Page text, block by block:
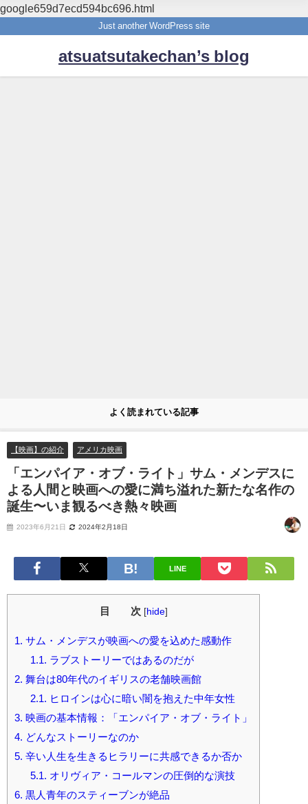
google659d7ecd594bc696.html
Just another WordPress site
atsuatsutakechan’s blog
よく読まれている記事
【映画】の紹介 アメリカ映画
「エンパイア・オブ・ライト」サム・メンデスに
よる人間と映画への愛に満ち溢れた新たな名作の
誕生〜いま観るべき熱々映画
2023年6月21日 2024年2月18日
LINE
目 次 [hide]
1. サム・メンデスが映画への愛を込めた感動作
1.1. ラブストーリーではあるのだが
2. 舞台は80年代のイギリスの老舗映画館
2.1. ヒロインは心に暗い闇を抱えた中年女性
3. 映画の基本情報：「エンパイア・オブ・ライト」
4. どんなストーリーなのか
5. 辛い人生を生きるヒラリーに共感できるか否か
5.1. オリヴィア・コールマンの圧倒的な演技
6. 黒人青年のスティーブンが絶品